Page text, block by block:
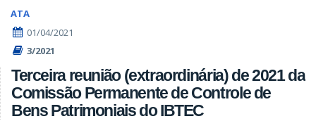
ATA
01/04/2021
3/2021
Terceira reunião (extraordinária) de 2021 da
Comissão Permanente de Controle de
Bens Patrimoniais do IBTEC